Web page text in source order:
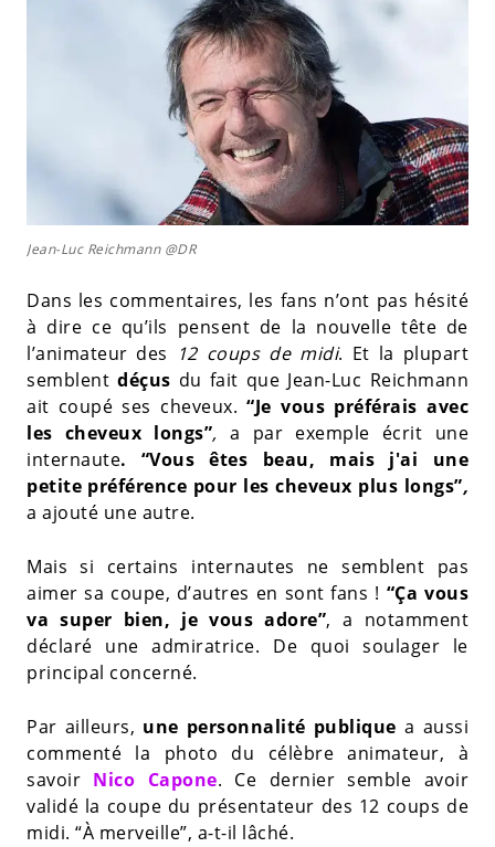
Jean-Luc Reichmann @DR
Dans les commentaires, les fans n’ont pas hésité
à dire ce qu’ils pensent de la nouvelle tête de
l’animateur des
12 coups de midi. Et la plupart
semblentdéçus du fait que Jean-Luc Reichmann
ait coupé ses cheveux.“Je vous préférais avec
les cheveux longs”, a par exemple écrit une
internaute. “Vous êtes beau, mais j'ai une
petite préférence pour les cheveux plus longs”,
a ajouté une autre.
Mais si certains internautes ne semblent pas
aimer sa coupe, d’autres en sont fans ! “Ça vous
va super bien, je vous adore”, a notamment
déclaré une admiratrice. De quoi soulager le
principal concerné.
Par ailleurs, une personnalité publique a aussi
commenté la photo du célèbre animateur, à
savoir Nico Capone. Ce dernier semble avoir
validé la coupe du présentateur des 12 coups de
midi. “À merveille”, a-t-il lâché.